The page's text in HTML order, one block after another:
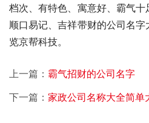
档次、有特色、寓意好、霸气十
顺口易记、吉祥带财的公司名
览京帮科技。
上一篇： 霸气招财的公司名字
下一篇： 家政公司名称大全简单